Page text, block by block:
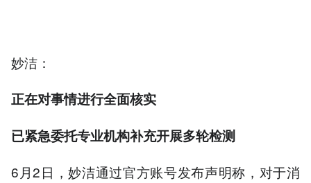
妙洁：
正在对事情进行全面核实
已紧急委托专业机构补充开展多轮检测
6月2日，妙洁通过官方账号发布声明称，对于消